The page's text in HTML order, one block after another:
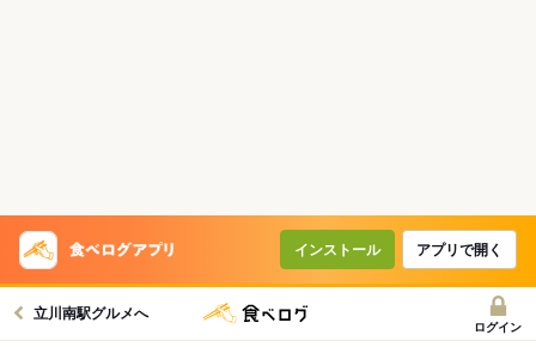
インストール アプリで開く
立川南駅グルメへ
ログイン